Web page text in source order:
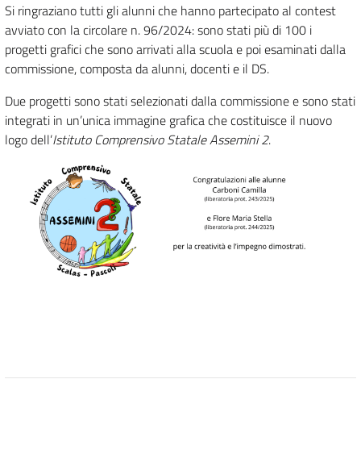
Si ringraziano tutti gli alunni che hanno partecipato al contest
avviato con la circolare n. 96/2024: sono stati più di 100 i
progetti grafici che sono arrivati alla scuola e poi esaminati dalla
commissione, composta da alunni, docenti e il DS.
Due progetti sono stati selezionati dalla commissione e sono stati
integrati in un’unica immagine grafica che costituisce il nuovo
logo dell’Istituto Comprensivo Statale Assemini 2.